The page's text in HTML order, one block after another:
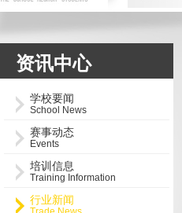
资讯中心
学校要闻
School News
赛事动态
Events
培训信息
Training Information
行业新闻